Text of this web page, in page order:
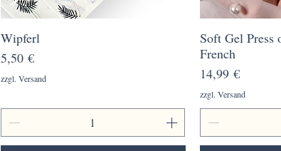
Wipferl
Preis
5,50 €
zzgl. Versand
Soft Gel
French
Preis
14,99 €
zzgl. Versand